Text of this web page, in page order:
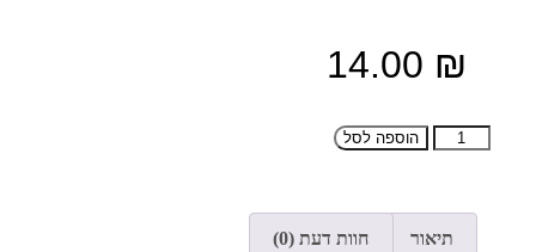
14.00 ₪
הוספה לסל
תיאור חוות דעת (0)